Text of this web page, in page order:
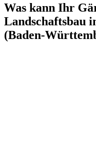
Was kann Ihr
Landschaftsbau
(Baden-